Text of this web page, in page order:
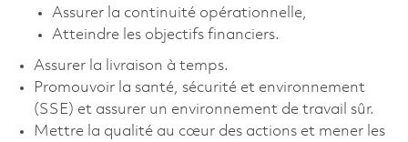
Assurer la continuité opérationnelle,
Atteindre les objectifs financiers.
Assurer la livraison à temps.
Promouvoir la santé, sécurité et environnement
(SSE) et assurer un environnement de travail sûr.
Mettre la qualité au cœur des actions et mener les